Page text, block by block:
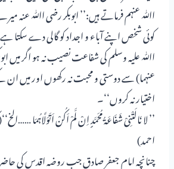
اﷲ عنہم فرماتے ہیں:’’ ابوبکر رضی اﷲ عنہ میرے
کوئی شخص اپنے آباء و اجداد کو گالی دے سکتا
اﷲ علیہ وسلم کی شفاعت نصیب نہ ہو اگر میں
عنہما) سے دوستی و محبت نہ رکھوں اور میں
اختیار نہ کروں‘‘۔
’’ لا نَالَتْنِیْ شَفَاعَۃُ مُحَمَّدٍ اِنْ لَّمْ اَکُنْ اَتَوَلَّاہُمَا
احمد)
چنانچہ امام جعفر صادق جب روضہ اقدس کی